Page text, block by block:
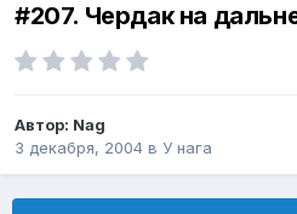
#207. Чердак на
Автор: Nag
3 декабря, 2004 в У нага